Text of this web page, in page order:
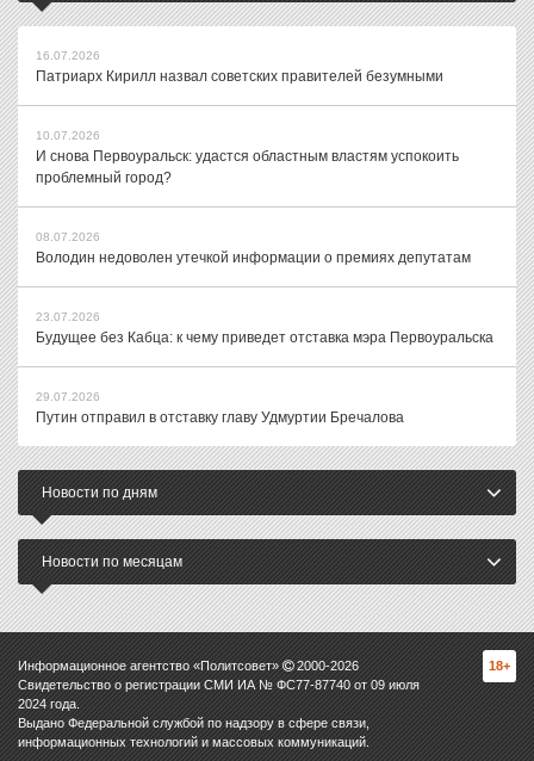
16.07.2026
Патриарх Кирилл назвал советских правителей безумными
10.07.2026
И снова Первоуральск: удастся областным властям успокоить
проблемный город?
08.07.2026
Володин недоволен утечкой информации о премиях депутатам
23.07.2026
Будущее без Кабца: к чему приведет отставка мэра Первоуральска
29.07.2026
Путин отправил в отставку главу Удмуртии Бречалова
Новости по дням
Новости по месяцам
Информационное агентство «Политсовет» 2000-2026
Свидетельство о регистрации СМИ ИА № ФС77-87740 от 09 июля
2024 года.
Выдано Федеральной службой по надзору в сфере связи,
информационных технологий и массовых коммуникаций.
18+